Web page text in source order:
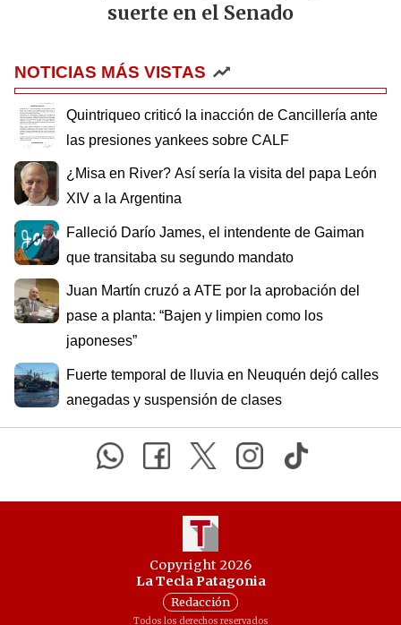
suerte en el Senado
NOTICIAS MÁS VISTAS
Quintriqueo criticó la inacción de Cancillería ante
las presiones yankees sobre CALF
¿Misa en River? Así sería la visita del papa León
XIV a la Argentina
Falleció Darío James, el intendente de Gaiman
que transitaba su segundo mandato
Juan Martín cruzó a ATE por la aprobación del
pase a planta: “Bajen y limpien como los
japoneses”
Fuerte temporal de lluvia en Neuquén dejó calles
anegadas y suspensión de clases
Copyright 2026
La Tecla Patagonia
Redacción
Todos los derechos reservados